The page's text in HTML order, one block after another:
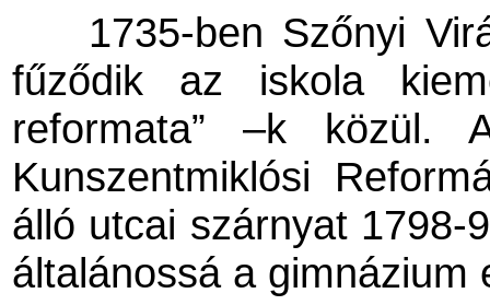
1735-ben Szőnyi
fűződik az iskola
reformata” –k közül.
Kunszentmiklósi
álló utcai szárnyat 1798-
általánossá a gimnázium